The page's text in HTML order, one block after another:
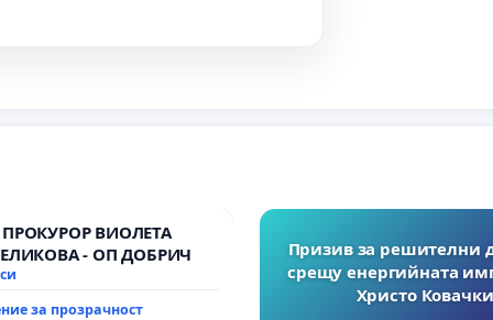
ВИОЛЕТА
- ОП ДОБРИЧ
за прозрачност
Призив за решителни
срещу енергийната
Христо